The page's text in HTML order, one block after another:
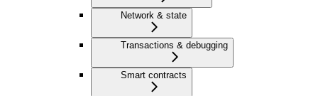
Network & state
Transactions & debugging
Smart contracts